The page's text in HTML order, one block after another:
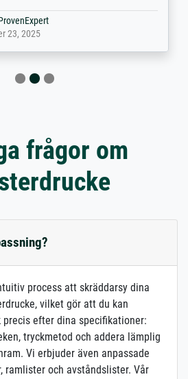
frågor om
process att skräddarsy dina
vilket gör att du kan
efter dina specifikationer:
tryckmetod och addera lämplig
Vi erbjuder även anpassade
ramlister och avståndslister. Vår